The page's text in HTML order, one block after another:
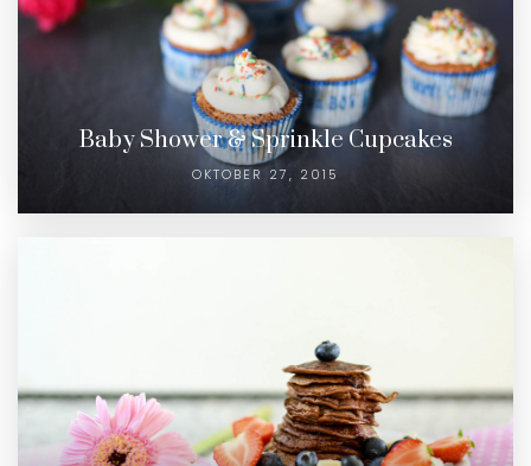
Baby Shower & Sprinkle Cupcakes
OKTOBER 27, 2015